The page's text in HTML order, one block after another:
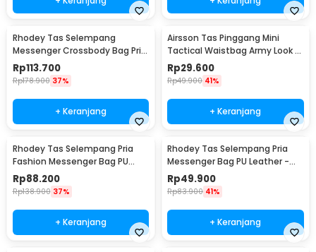
Rhodey Tas Selempang
Messenger Crossbody Bag Pria
- 8001
Rp113.700
Rp178.900 37%
+ Keranjang
Airsson Tas Pinggang Mini
Tactical Waistbag Army Look -
JSH1525
Rp29.600
Rp49.900 41%
+ Keranjang
Rhodey Tas Selempang Pria
Fashion Messenger Bag PU
Leather - 18067
Rp88.200
Rp138.900 37%
+ Keranjang
Rhodey Tas Selempang Pria
Messenger Bag PU Leather -
18062
Rp49.900
Rp83.900 41%
+ Keranjang